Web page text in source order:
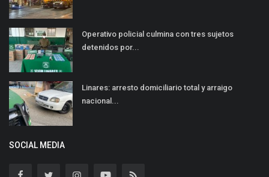
Operativo policial culmina con tres sujetos
detenidos por...
Linares: arresto domiciliario total y arraigo
nacional...
SOCIAL MEDIA